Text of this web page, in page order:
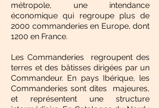
métropole, une intendance
économique qui regroupe plus de
2000 commanderies en Europe, dont
1200 en France.
Les Commanderies regroupent des
terres et des bâtisses dirigées par un
Commandeur. En pays Ibérique, les
Commanderies sont dites majeures,
et représentent une structure